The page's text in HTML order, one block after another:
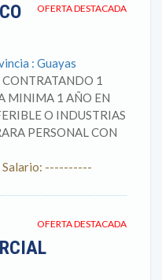
OFERTA DESTACADA
: Guayas
CONTRATANDO 1
MINIMA 1 AÑO EN
O INDUSTRIAS
PERSONAL CON
Salario: ----------
OFERTA DESTACADA